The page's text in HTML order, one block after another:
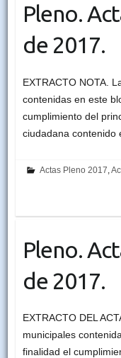
Pleno.
de 2017.
EXTRACTO NOTA.
contenidas en este
cumplimiento del
ciudadana contenido
Actas Pleno 2017 ,
Pleno.
de 2017.
EXTRACTO DEL
municipales
finalidad el